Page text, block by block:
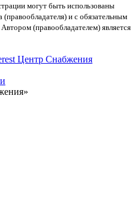
могут быть использованы
(правообладателя) и с обязательным
(правообладателем) является